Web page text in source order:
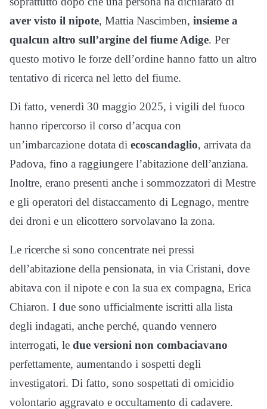
aver visto il nipote, Mattia Nascimben, insieme a
qualcun altro sull’argine del fiume Adige. Per
questo motivo le forze dell’ordine hanno fatto un altro
tentativo di ricerca nel letto del fiume.
Di fatto, venerdì 30 maggio 2025, i vigili del fuoco
hanno ripercorso il corso d’acqua con
un’imbarcazione dotata di ecoscandaglio, arrivata da
Padova, fino a raggiungere l’abitazione dell’anziana.
Inoltre, erano presenti anche i sommozzatori di Mestre
e gli operatori del distaccamento di Legnago, mentre
dei droni e un elicottero sorvolavano la zona.
Le ricerche si sono concentrate nei pressi
dell’abitazione della pensionata, in via Cristani, dove
abitava con il nipote e con la sua ex compagna, Erica
Chiaron. I due sono ufficialmente iscritti alla lista
degli indagati, anche perché, quando vennero
interrogati, le due versioni non combaciavano
perfettamente, aumentando i sospetti degli
investigatori. Di fatto, sono sospettati di omicidio
volontario aggravato e occultamento di cadavere.